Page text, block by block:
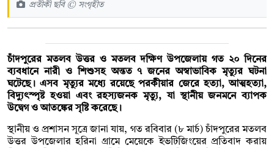
প্রতীকী ছবি © সংগৃহীত
চাঁদপুরের মতলব উত্তর ও মতলব দক্ষিণ উপজেলায় গত ২০ দিনের
ব্যবধানে নারী ও শিশুসহ অন্তত ৭ জনের অস্বাভাবিক মৃত্যুর ঘটনা
ঘটেছে। এসব মৃত্যুর মধ্যে রয়েছে পরকীয়ার জেরে হত্যা, আত্মহত্যা,
বিদ্যুৎস্পৃষ্ট হওয়া এবং রহস্যজনক মৃত্যু, যা স্থানীয় জনমনে ব্যাপক
উদ্বেগ ও আতঙ্কের সৃষ্টি করেছে।
স্থানীয় ও প্রশাসন সূত্রে জানা যায়, গত রবিবার (৮ মার্চ) চাঁদপুরের মতলব
উত্তর উপজেলার হরিনা গ্রামে মেয়েকে ইভটিজিংয়ের প্রতিবাদ করায়